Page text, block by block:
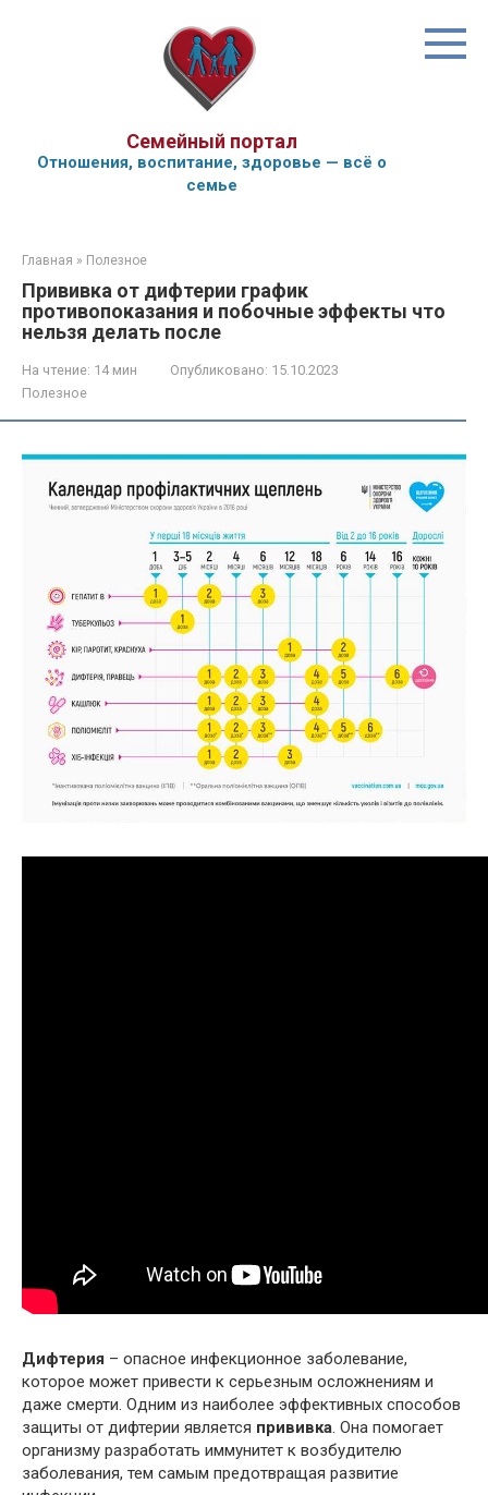
Семейный портал
Отношения, воспитание, здоровье — всё о
семье
Главная » Полезное
Прививка от дифтерии график
противопоказания и побочные эффекты что
нельзя делать после
На чтение: 14 мин Опубликовано: 15.10.2023
Полезное
Дифтерия – опасное инфекционное заболевание,
которое может привести к серьезным осложнениям и
даже смерти. Одним из наиболее эффективных способов
защиты от дифтерии является прививка. Она помогает
организму разработать иммунитет к возбудителю
заболевания, тем самым предотвращая развитие